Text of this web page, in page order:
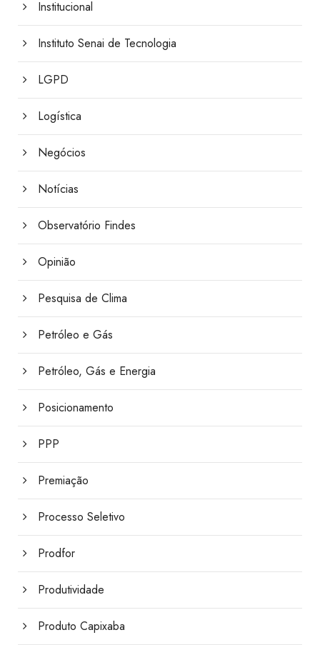
Institucional
Instituto Senai de Tecnologia
LGPD
Logística
Negócios
Notícias
Observatório Findes
Opinião
Pesquisa de Clima
Petróleo e Gás
Petróleo, Gás e Energia
Posicionamento
PPP
Premiação
Processo Seletivo
Prodfor
Produtividade
Produto Capixaba